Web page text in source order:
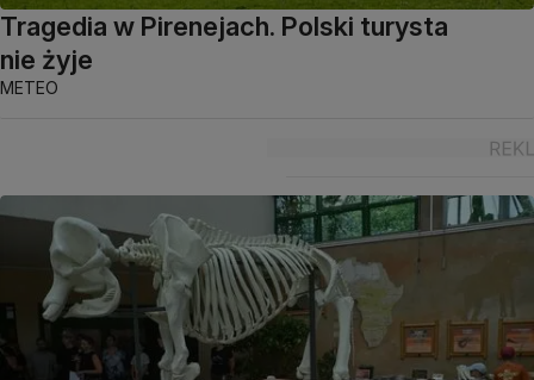
Tragedia w Pirenejach. Polski turysta
nie żyje
METEO